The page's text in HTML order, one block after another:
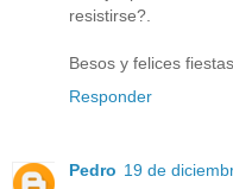
resistirse?.
Besos y felices
Responder
Pedro 19 de